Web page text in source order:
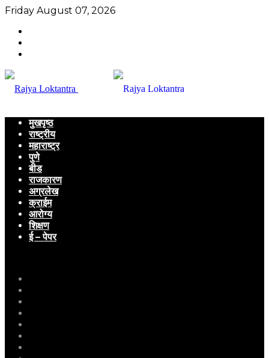
Friday August 07, 2026
मुखपृष्ठ
राष्ट्रीय
महाराष्ट्र
पुणे
बीड
राजकारण
अग्रलेख
क्राईम
आरोग्य
शिक्षण
ई – पेपर